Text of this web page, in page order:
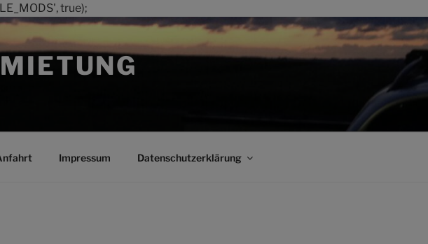
true);
Impressum Datenschutzerklärung